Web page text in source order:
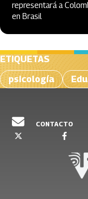
representará a
en Brasil
ETIQUETAS
psicología
CONTACTO